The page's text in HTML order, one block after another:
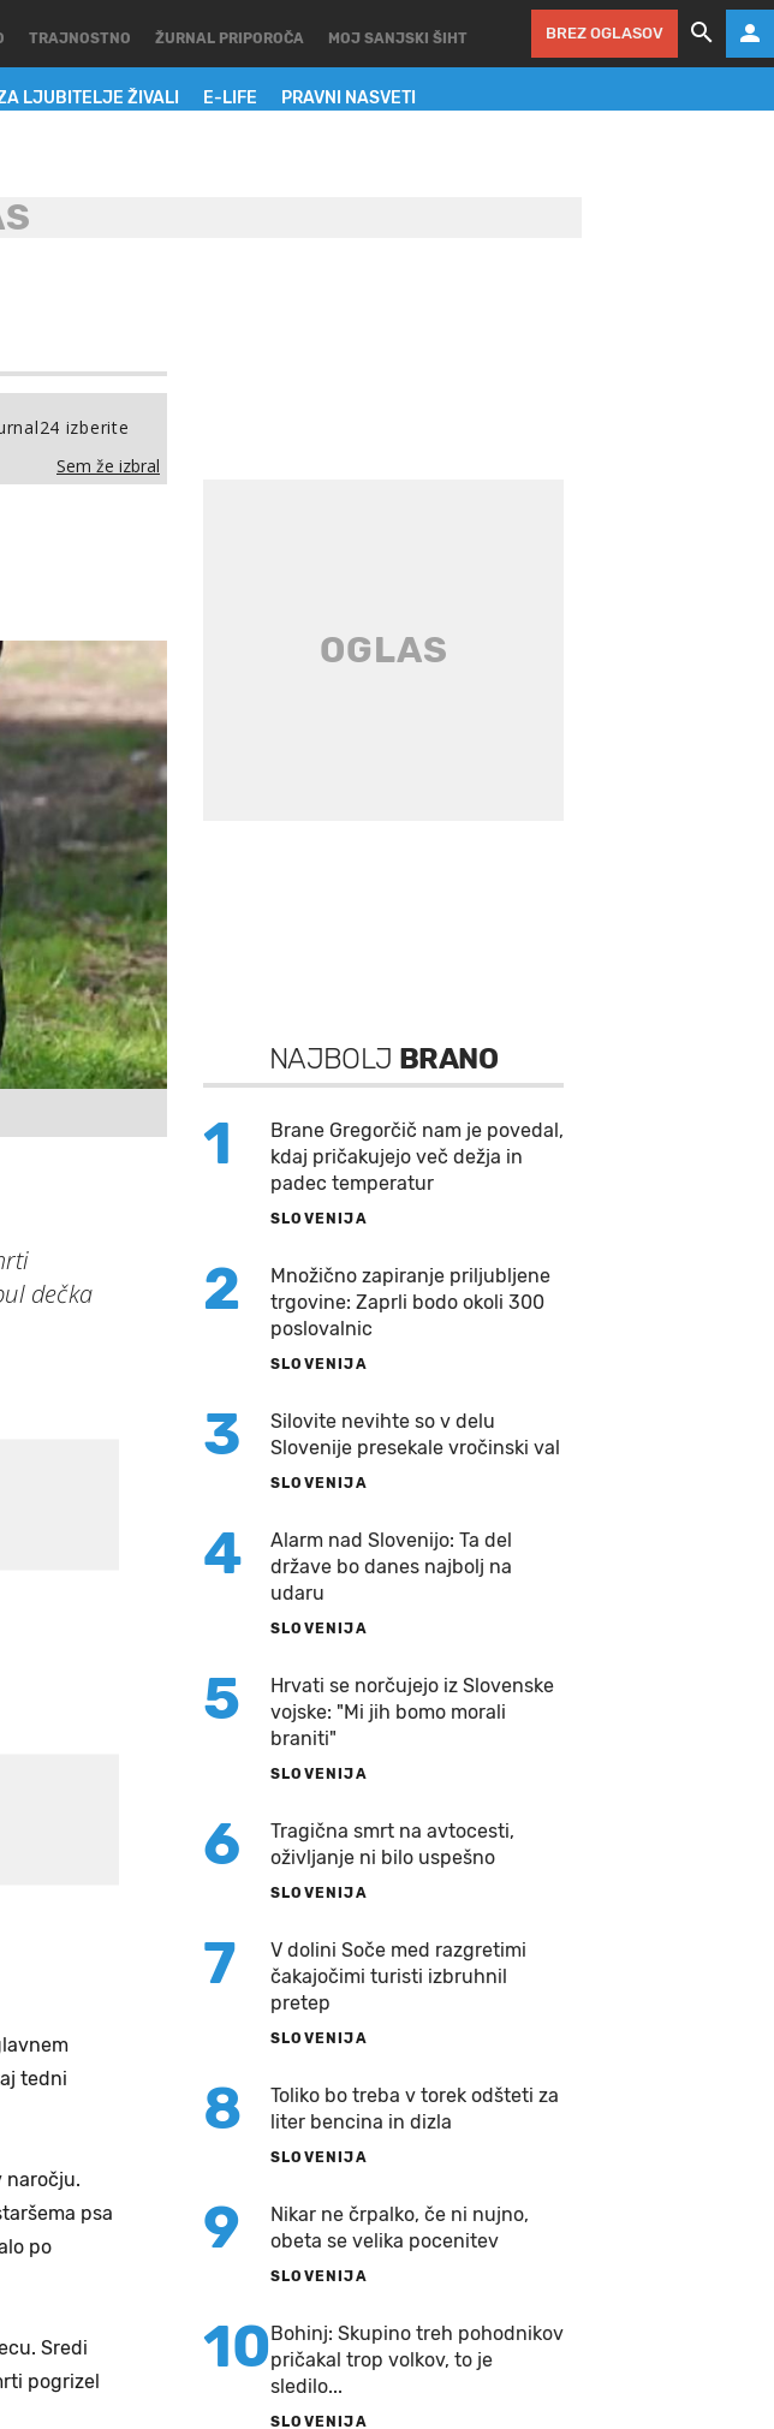
LJUBITELJE ŽIVALI E-LIFE PRAVNI NASVETI
TRAJNOSTNO ŽURNAL PRIPOROČA MOJ SANJSKI ŠIHT BREZ OGLASOV
izberite
Sem že izbral
dečka
tedni
naročju.
psa
po
Sredi
pogrizel
NAJBOLJ BRANO
1
Brane Gregorčič nam je povedal,
kdaj pričakujejo več dežja in
padec temperatur
SLOVENIJA
2
Množično zapiranje priljubljene
trgovine: Zaprli bodo okoli 300
poslovalnic
SLOVENIJA
3
Silovite nevihte so v delu
Slovenije presekale vročinski val
SLOVENIJA
4
Alarm nad Slovenijo: Ta del
države bo danes najbolj na
udaru
SLOVENIJA
5
Hrvati se norčujejo iz Slovenske
vojske: "Mi jih bomo morali
braniti"
SLOVENIJA
6
Tragična smrt na avtocesti,
oživljanje ni bilo uspešno
SLOVENIJA
7
V dolini Soče med razgretimi
čakajočimi turisti izbruhnil
pretep
SLOVENIJA
8
Toliko bo treba v torek odšteti za
liter bencina in dizla
SLOVENIJA
9
Nikar ne črpalko, če ni nujno,
obeta se velika pocenitev
SLOVENIJA
10Bohinj: Skupino treh pohodnikov
pričakal trop volkov, to je
sledilo...
SLOVENIJA